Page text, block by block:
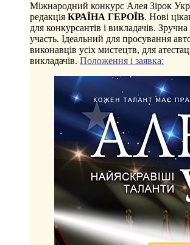
Міжнародний конкурс Алея Зірок
редакція КРАЇНА ГЕРОЇВ. Нові
для конкурсантів і викладачів.
участь. Ідеальний для просування
виконавців усіх мистецтв, для
викладачів. Положення і заявка: